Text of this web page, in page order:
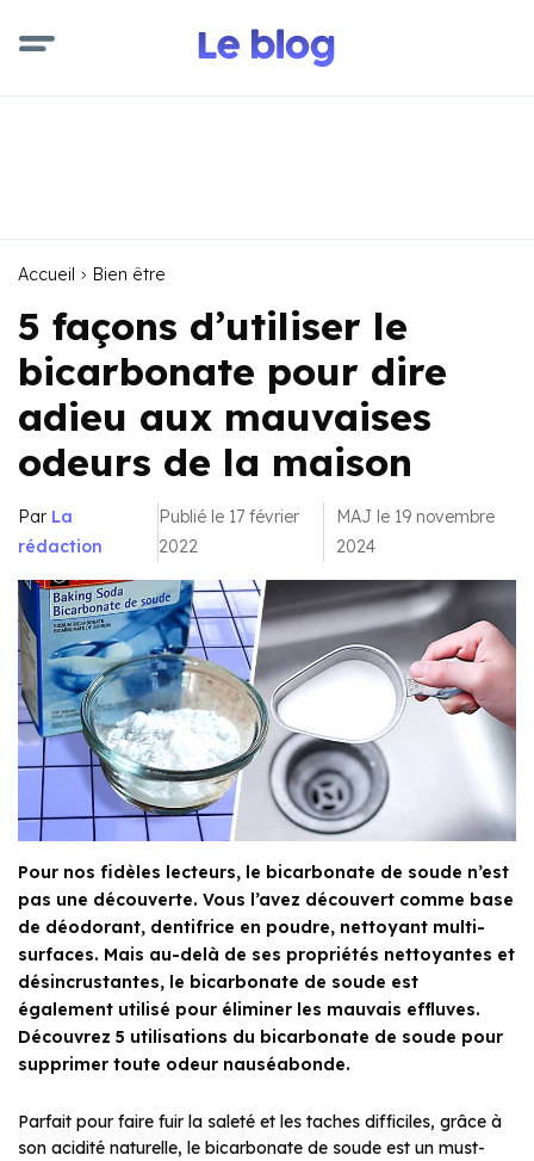
Accueil Bien être
5 façons d’utiliser le
bicarbonate pour dire
adieu aux mauvaises
odeurs de la maison
Par La
rédaction
Publié le 17 février
2022
MAJ le 19 novembre
2024
Pour nos fidèles lecteurs, le bicarbonate de soude n’est
pas une découverte. Vous l’avez découvert comme base
de déodorant, dentifrice en poudre, nettoyant multi-
surfaces. Mais au-delà de ses propriétés nettoyantes et
désincrustantes, le bicarbonate de soude est
également utilisé pour éliminer les mauvais effluves.
Découvrez 5 utilisations du bicarbonate de soude pour
supprimer toute odeur nauséabonde.
Parfait pour faire fuir la saleté et les taches difficiles, grâce à
son acidité naturelle, le bicarbonate de soude est un must-